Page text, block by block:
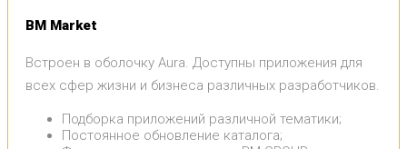
BM Market
Встроен в оболочку Aura. Доступны приложения для
всех сфер жизни и бизнеса различных разработчиков.
Подборка приложений различной тематики;
Постоянное обновление каталога;